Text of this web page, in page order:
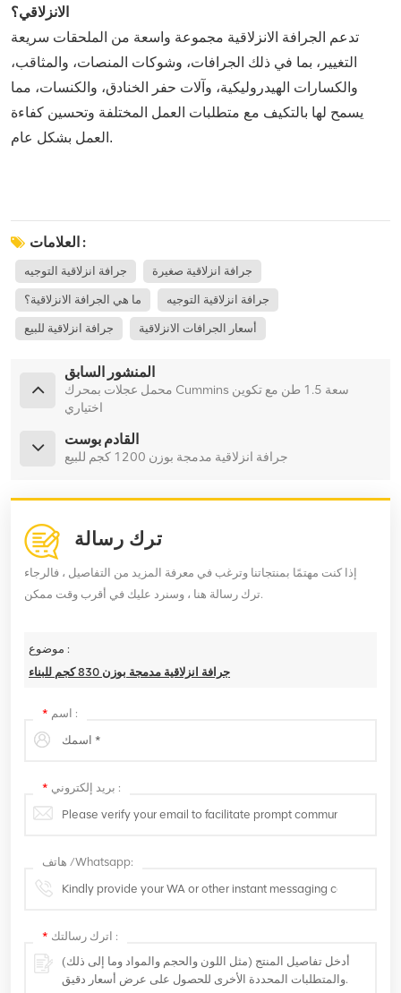
الانزلاقي؟
تدعم الجرافة الانزلاقية مجموعة واسعة من الملحقات سريعة
التغيير، بما في ذلك الجرافات، وشوكات المنصات، والمثاقب،
والكسارات الهيدروليكية، وآلات حفر الخنادق، والكنسات، مما
يسمح لها بالتكيف مع متطلبات العمل المختلفة وتحسين كفاءة
العمل بشكل عام.
العلامات :
جرافة انزلاقية التوجيه جرافة انزلاقية صغيرة
ما هي الجرافة الانزلاقية؟ جرافة انزلاقية التوجيه
جرافة انزلاقية للبيع أسعار الجرافات الانزلاقية
المنشور السابق
محمل عجلات بمحرك Cummins سعة 1.5 طن مع تكوين
اختياري
القادم بوست
جرافة انزلاقية مدمجة بوزن 1200 كجم للبيع
ترك رسالة
إذا كنت مهتمًا بمنتجاتنا وترغب في معرفة المزيد من التفاصيل ، فالرجاء
ترك رسالة هنا ، وسنرد عليك في أقرب وقت ممكن.
موضوع :
جرافة انزلاقية مدمجة بوزن 830 كجم للبناء
* اسم :
* بريد إلكتروني :
هاتف /Whatsapp:
* اترك رسالتك :